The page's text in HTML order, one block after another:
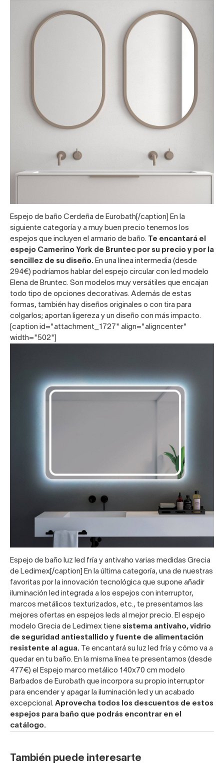
Espejo de baño Cerdeña de Eurobath[/caption] En la
siguiente categoría y a muy buen precio tenemos los
espejos que incluyen el armario de baño. Te encantará el
espejo Camerino York de Bruntec por su precio y por la
sencillez de su diseño. En una línea intermedia (desde
294€) podríamos hablar del espejo circular con led modelo
Elena de Bruntec. Son modelos muy versátiles que encajan
todo tipo de opciones decorativas. Además de estas
formas, también hay diseños originales o con tira para
colgarlos; aportan ligereza y un diseño con más impacto.
[caption id="attachment_1727" align="aligncenter"
width="502"]
Espejo de baño luz led fría y antivaho varias medidas Grecia
de Ledimex[/caption] En la última categoría, una de nuestras
favoritas por la innovación tecnológica que supone añadir
iluminación led integrada a los espejos con interruptor,
marcos metálicos texturizados, etc., te presentamos las
mejores ofertas en espejos leds al mejor precio. El espejo
modelo Grecia de Ledimex tiene sistema antivaho, vidrio
de seguridad antiestallido y fuente de alimentación
resistente al agua. Te encantará su luz led fría y cómo va a
quedar en tu baño. En la misma línea te presentamos (desde
477€) el Espejo marco metálico 140x70 cm modelo
Barbados de Eurobath que incorpora su propio interruptor
para encender y apagar la iluminación led y un acabado
excepcional. Aprovecha todos los descuentos de estos
espejos para baño que podrás encontrar en el
catálogo.
También puede interesarte